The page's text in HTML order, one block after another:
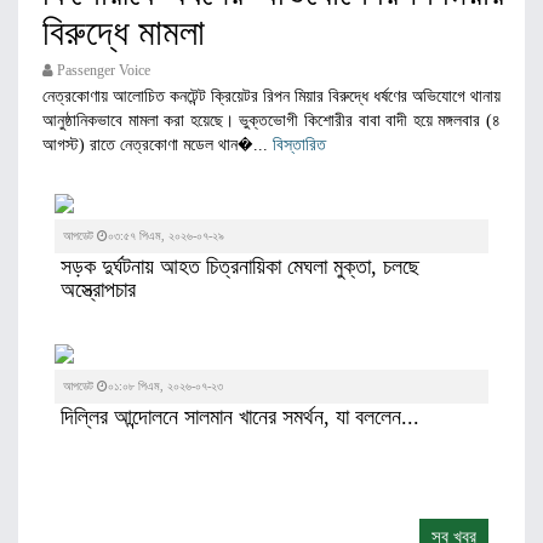
বিরুদ্ধে মামলা
Passenger Voice
নেত্রকোণায় আলোচিত কনটেন্ট ক্রিয়েটর রিপন মিয়ার বিরুদ্ধে ধর্ষণের অভিযোগে থানায়
আনুষ্ঠানিকভাবে মামলা করা হয়েছে। ভুক্তভোগী কিশোরীর বাবা বাদী হয়ে মঙ্গলবার (৪
আগস্ট) রাতে নেত্রকোণা মডেল থান�... বিস্তারিত
আপডেট ০৩:৫৭ পিএম, ২০২৬-০৭-২৯
সড়ক দুর্ঘটনায় আহত চিত্রনায়িকা মেঘলা মুক্তা, চলছে
অস্ত্রোপচার
আপডেট ০১:০৮ পিএম, ২০২৬-০৭-২৩
দিল্লির আন্দোলনে সালমান খানের সমর্থন, যা বললেন...
সব খবর